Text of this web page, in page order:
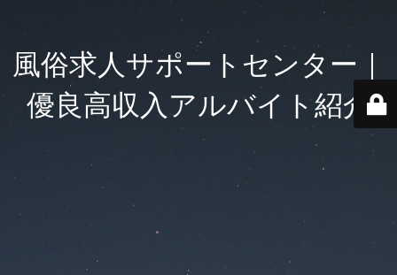
風俗求人サポートセンター｜
優良高収入アルバイト紹介